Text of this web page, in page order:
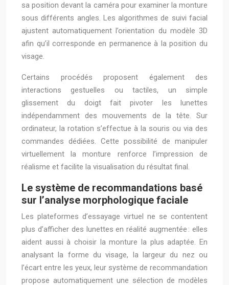
sa position devant la caméra pour examiner la monture
sous différents angles. Les algorithmes de suivi facial
ajustent automatiquement l’orientation du modèle 3D
afin qu’il corresponde en permanence à la position du
visage.
Certains procédés proposent également des
interactions gestuelles ou tactiles, un simple
glissement du doigt fait pivoter les lunettes
indépendamment des mouvements de la tête. Sur
ordinateur, la rotation s’effectue à la souris ou via des
commandes dédiées. Cette possibilité de manipuler
virtuellement la monture renforce l’impression de
réalisme et facilite la visualisation du résultat final.
Le système de recommandations basé
sur l’analyse morphologique faciale
Les plateformes d’essayage virtuel ne se contentent
plus d’afficher des lunettes en réalité augmentée : elles
aident aussi à choisir la monture la plus adaptée. En
analysant la forme du visage, la largeur du nez ou
l’écart entre les yeux, leur système de recommandation
propose automatiquement une sélection de modèles